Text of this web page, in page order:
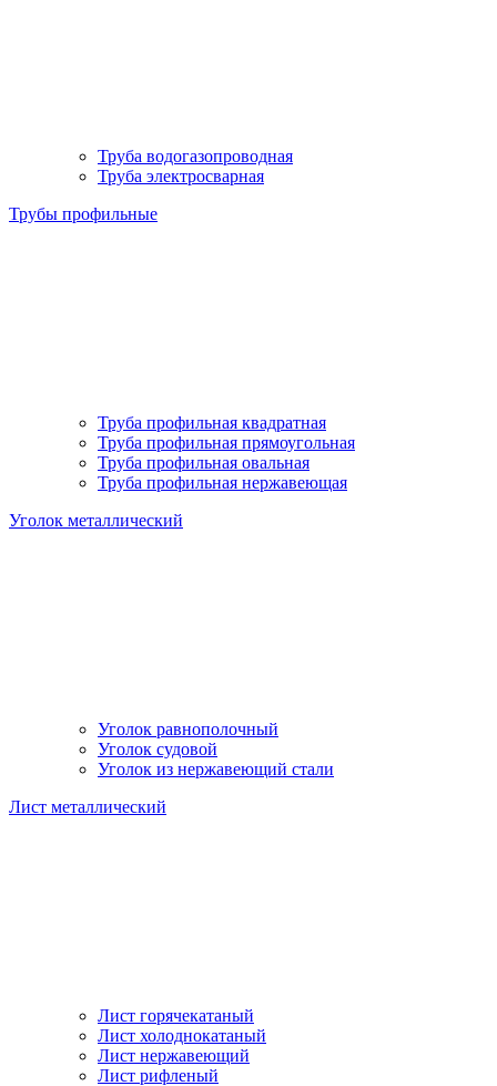
Труба водогазопроводная
Труба электросварная
Трубы профильные
Труба профильная квадратная
Труба профильная прямоугольная
Труба профильная овальная
Труба профильная нержавеющая
Уголок металлический
Уголок равнополочный
Уголок судовой
Уголок из нержавеющий стали
Лист металлический
Лист горячекатаный
Лист холоднокатаный
Лист нержавеющий
Лист рифленый